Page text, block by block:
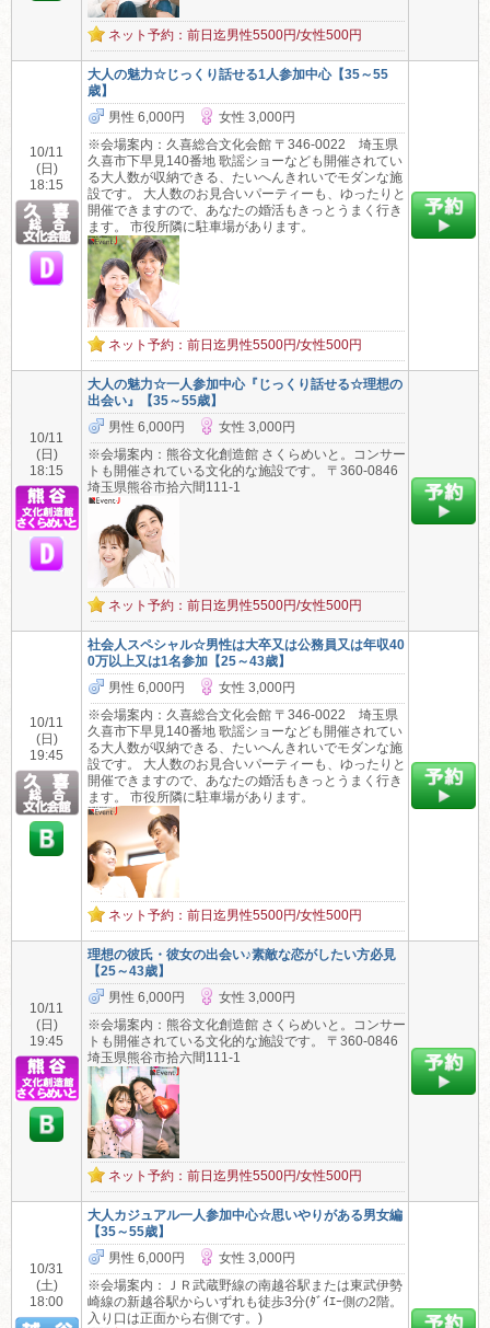
ネット予約：前日迄男性5500円/女性500円
10/11
(日)
18:15
大人の魅力☆じっくり話せる1人参加中心【35～55
歳】
男性 6,000円
女性 3,000円
※会場案内：久喜総合文化会館 〒346-0022 埼玉県
久喜市下早見140番地 歌謡ショーなども開催されてい
る大人数が収納できる、たいへんきれいでモダンな施
設です。 大人数のお見合いパーティーも、ゆったりと
開催できますので、あなたの婚活もきっとうまく行き
ます。 市役所隣に駐車場があります。
ネット予約：前日迄男性5500円/女性500円
10/11
(日)
18:15
大人の魅力☆一人参加中心『じっくり話せる☆理想の
出会い』【35～55歳】
男性 6,000円
女性 3,000円
※会場案内：熊谷文化創造館 さくらめいと。コンサー
トも開催されている文化的な施設です。 〒360-0846
埼玉県熊谷市拾六間111-1
ネット予約：前日迄男性5500円/女性500円
10/11
(日)
19:45
社会人スペシャル☆男性は大卒又は公務員又は年収40
0万以上又は1名参加【25～43歳】
男性 6,000円
女性 3,000円
※会場案内：久喜総合文化会館 〒346-0022 埼玉県
久喜市下早見140番地 歌謡ショーなども開催されてい
る大人数が収納できる、たいへんきれいでモダンな施
設です。 大人数のお見合いパーティーも、ゆったりと
開催できますので、あなたの婚活もきっとうまく行き
ます。 市役所隣に駐車場があります。
ネット予約：前日迄男性5500円/女性500円
10/11
(日)
19:45
理想の彼氏・彼女の出会い♪素敵な恋がしたい方必見
【25～43歳】
男性 6,000円
女性 3,000円
※会場案内：熊谷文化創造館 さくらめいと。コンサー
トも開催されている文化的な施設です。 〒360-0846
埼玉県熊谷市拾六間111-1
ネット予約：前日迄男性5500円/女性500円
10/31
(土)
18:00
大人カジュアル一人参加中心☆思いやりがある男女編
【35～55歳】
男性 6,000円
女性 3,000円
※会場案内：ＪＲ武蔵野線の南越谷駅または東武伊勢
崎線の新越谷駅からいずれも徒歩3分(ﾀﾞｲｴｰ側の2階。
入り口は正面から右側です。)